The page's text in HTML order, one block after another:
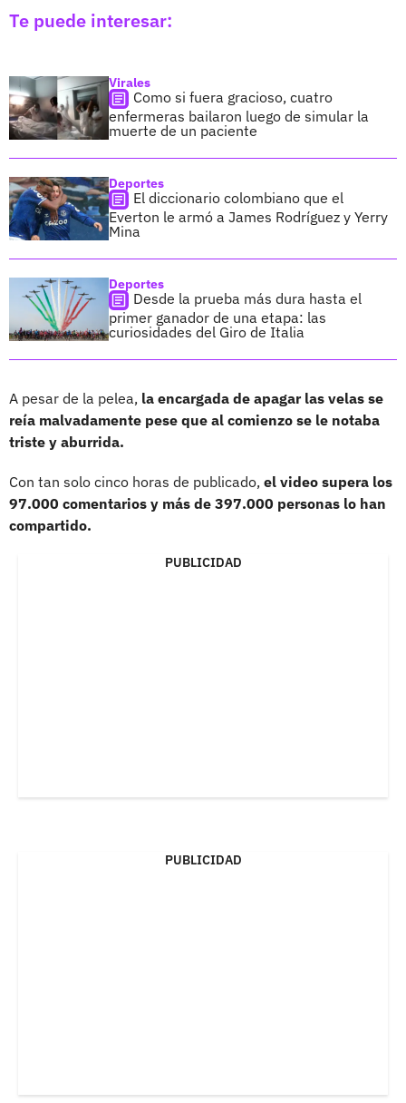
Te puede interesar:
Virales
Como si fuera gracioso, cuatro
enfermeras bailaron luego de simular la
muerte de un paciente
Deportes
El diccionario colombiano que el
Everton le armó a James Rodríguez y Yerry
Mina
Deportes
Desde la prueba más dura hasta el
primer ganador de una etapa: las
curiosidades del Giro de Italia
A pesar de la pelea, la encargada de apagar las velas se
reía malvadamente pese que al comienzo se le notaba
triste y aburrida.
Con tan solo cinco horas de publicado, el video supera los
97.000 comentarios y más de 397.000 personas lo han
compartido.
PUBLICIDAD
PUBLICIDAD